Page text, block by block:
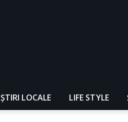
ȘTIRI LOCALE LIFE STYLE